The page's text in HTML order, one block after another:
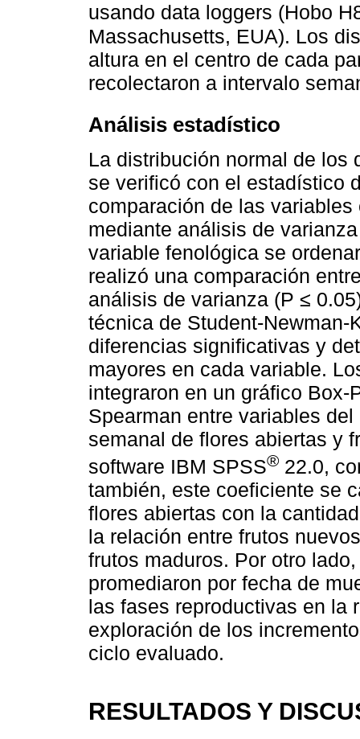
usando data loggers (Hobo
Massachusetts, EUA). Los
altura en el centro de cada
recolectaron a intervalo
Análisis estadístico
La distribución normal de los
se verificó con el estadístico
comparación de las
mediante análisis de
variable fenológica se
realizó una comparación
análisis de varianza (P ≤
técnica de Student-
diferencias significativas y
mayores en cada variable.
integraron en un gráfico
Spearman entre variables
semanal de flores abiertas y
software IBM SPSS® 22.0,
también, este coeficiente se
flores abiertas con la
la relación entre frutos
frutos maduros. Por otro
promediaron por fecha de
las fases reproductivas en la
exploración de los
ciclo evaluado.
RESULTADOS Y